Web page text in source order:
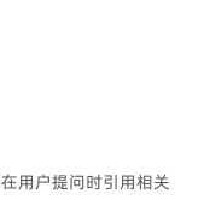
用户提问时引用相关